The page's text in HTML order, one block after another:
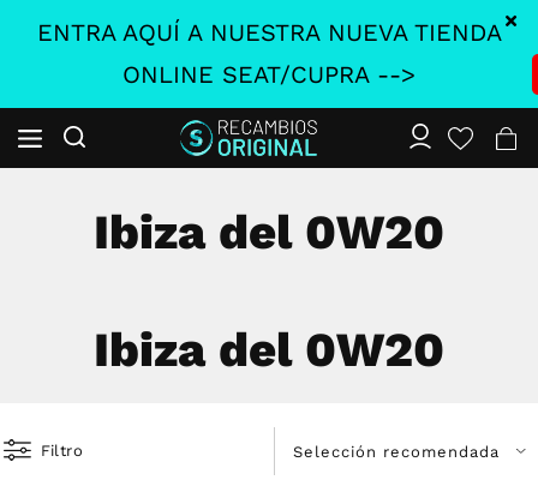
ENTRA AQUÍ A NUESTRA NUEVA TIENDA
ONLINE SEAT/CUPRA -->
Ibiza del 0W20
Ibiza del 0W20
Filtro